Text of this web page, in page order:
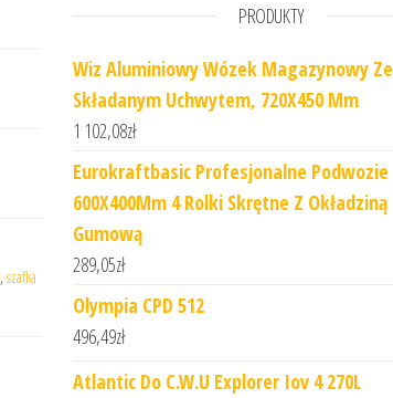
, szafka
PRODUKTY
Wiz Aluminiowy Wózek Magazynowy Ze
Składanym Uchwytem, 720X450 Mm
1 102,08zł
Eurokraftbasic Profesjonalne Podwozie
600X400Mm 4 Rolki Skrętne Z Okładziną
Gumową
289,05zł
Olympia CPD 512
496,49zł
Atlantic Do C.W.U Explorer Iov 4 270L